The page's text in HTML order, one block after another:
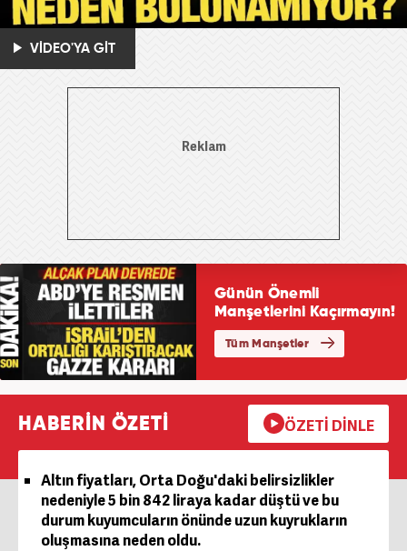
VİDEO'YA GİT
HABERİN ÖZETİ ÖZETİ DİNLE
Altın fiyatları, Orta Doğu'daki belirsizlikler
nedeniyle 5 bin 842 liraya kadar düştü ve bu
durum kuyumcuların önünde uzun kuyrukların
oluşmasına neden oldu.